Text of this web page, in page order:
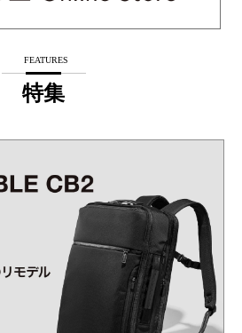
FEATURES
特集